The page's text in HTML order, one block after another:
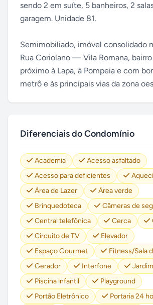
sendo 2 em suíte, 5 banheiros, 2
garagem. Unidade 81.
Semimobiliado, imóvel consolidado
Rua Coriolano — Vila Romana,
próximo à Lapa, à Pompeia e com
metrô e às principais vias da zona
Diferenciais do Condomínio
Academia
Acesso asfaltado
Acesso para deficientes
Área de Lazer
Área verde
Brinquedoteca
Câmeras de
Central telefônica
Cerca
Circuito de TV
Elevador
Espaço Gourmet
Fitness/Sala
Gerador
Interfone Jardim
Piscina infantil
Playground
Portão Eletrônico
Portaria 24